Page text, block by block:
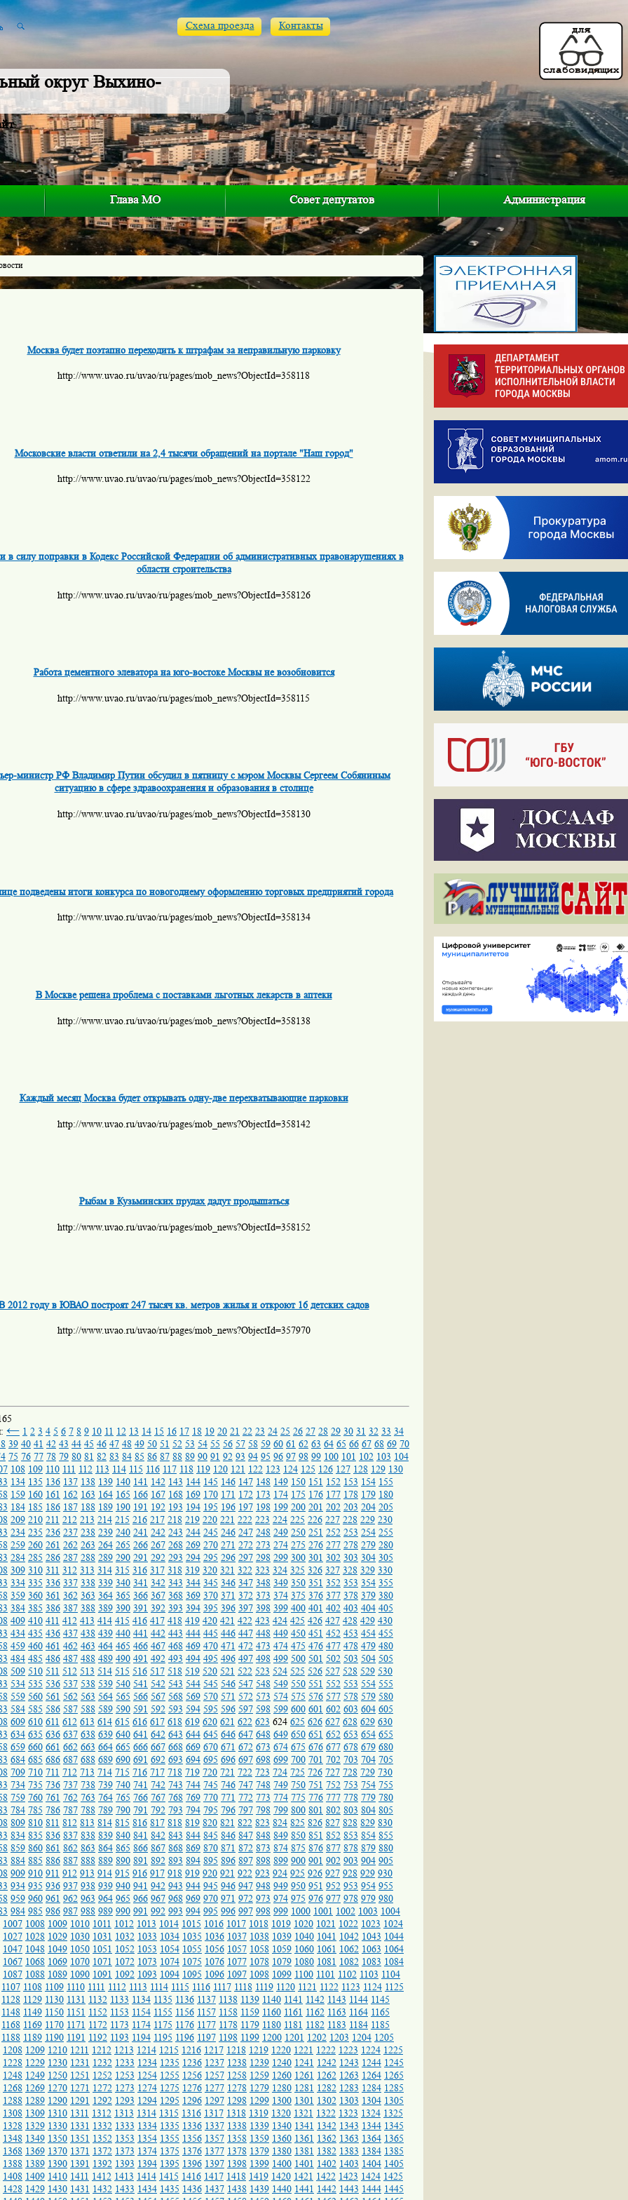
округ Выхино-
Схема проезда Контакты
Глава МО Совет депутатов Администрация
Москва будет поэтапно переходить к штрафам за неправильную парковку
http://www.uvao.ru/uvao/ru/pages/mob_news?ObjectId=358118
Московские власти ответили на 2,4 тысячи обращений на портале "Наш город"
http://www.uvao.ru/uvao/ru/pages/mob_news?ObjectId=358122
в силу поправки в Кодекс Российской Федерации об административных правонарушениях в
области строительства
http://www.uvao.ru/uvao/ru/pages/mob_news?ObjectId=358126
Работа цементного элеватора на юго-востоке Москвы не возобновится
http://www.uvao.ru/uvao/ru/pages/mob_news?ObjectId=358115
министр РФ Владимир Путин обсудил в пятницу с мэром Москвы Сергеем Собяниным
ситуацию в сфере здравоохранения и образования в столице
http://www.uvao.ru/uvao/ru/pages/mob_news?ObjectId=358130
подведены итоги конкурса по новогоднему оформлению торговых предприятий города
http://www.uvao.ru/uvao/ru/pages/mob_news?ObjectId=358134
В Москве решена проблема с поставками льготных лекарств в аптеки
http://www.uvao.ru/uvao/ru/pages/mob_news?ObjectId=358138
Каждый месяц Москва будет открывать одну-две перехватывающие парковки
http://www.uvao.ru/uvao/ru/pages/mob_news?ObjectId=358142
Рыбам в Кузьминских прудах дадут продышаться
http://www.uvao.ru/uvao/ru/pages/mob_news?ObjectId=358152
2012 году в ЮВАО построят 247 тысяч кв. метров жилья и откроют 16 детских садов
http://www.uvao.ru/uvao/ru/pages/mob_news?ObjectId=357970
← 1 2 3 4 5 6 7 8 9 10 11 12 13 14 15 16 17 18 19 20 21 22 23 24 25 26 27 28 29 30 31 32 33 34
39 40 41 42 43 44 45 46 47 48 49 50 51 52 53 54 55 56 57 58 59 60 61 62 63 64 65 66 67 68 69 70
75 76 77 78 79 80 81 82 83 84 85 86 87 88 89 90 91 92 93 94 95 96 97 98 99 100 101 102 103 104
108 109 110 111 112 113 114 115 116 117 118 119 120 121 122 123 124 125 126 127 128 129 130
134 135 136 137 138 139 140 141 142 143 144 145 146 147 148 149 150 151 152 153 154 155
159 160 161 162 163 164 165 166 167 168 169 170 171 172 173 174 175 176 177 178 179 180
184 185 186 187 188 189 190 191 192 193 194 195 196 197 198 199 200 201 202 203 204 205
209 210 211 212 213 214 215 216 217 218 219 220 221 222 223 224 225 226 227 228 229 230
234 235 236 237 238 239 240 241 242 243 244 245 246 247 248 249 250 251 252 253 254 255
259 260 261 262 263 264 265 266 267 268 269 270 271 272 273 274 275 276 277 278 279 280
284 285 286 287 288 289 290 291 292 293 294 295 296 297 298 299 300 301 302 303 304 305
309 310 311 312 313 314 315 316 317 318 319 320 321 322 323 324 325 326 327 328 329 330
334 335 336 337 338 339 340 341 342 343 344 345 346 347 348 349 350 351 352 353 354 355
359 360 361 362 363 364 365 366 367 368 369 370 371 372 373 374 375 376 377 378 379 380
384 385 386 387 388 389 390 391 392 393 394 395 396 397 398 399 400 401 402 403 404 405
409 410 411 412 413 414 415 416 417 418 419 420 421 422 423 424 425 426 427 428 429 430
434 435 436 437 438 439 440 441 442 443 444 445 446 447 448 449 450 451 452 453 454 455
459 460 461 462 463 464 465 466 467 468 469 470 471 472 473 474 475 476 477 478 479 480
484 485 486 487 488 489 490 491 492 493 494 495 496 497 498 499 500 501 502 503 504 505
509 510 511 512 513 514 515 516 517 518 519 520 521 522 523 524 525 526 527 528 529 530
534 535 536 537 538 539 540 541 542 543 544 545 546 547 548 549 550 551 552 553 554 555
559 560 561 562 563 564 565 566 567 568 569 570 571 572 573 574 575 576 577 578 579 580
584 585 586 587 588 589 590 591 592 593 594 595 596 597 598 599 600 601 602 603 604 605
609 610 611 612 613 614 615 616 617 618 619 620 621 622 623 624 625 626 627 628 629 630
634 635 636 637 638 639 640 641 642 643 644 645 646 647 648 649 650 651 652 653 654 655
659 660 661 662 663 664 665 666 667 668 669 670 671 672 673 674 675 676 677 678 679 680
684 685 686 687 688 689 690 691 692 693 694 695 696 697 698 699 700 701 702 703 704 705
709 710 711 712 713 714 715 716 717 718 719 720 721 722 723 724 725 726 727 728 729 730
734 735 736 737 738 739 740 741 742 743 744 745 746 747 748 749 750 751 752 753 754 755
759 760 761 762 763 764 765 766 767 768 769 770 771 772 773 774 775 776 777 778 779 780
784 785 786 787 788 789 790 791 792 793 794 795 796 797 798 799 800 801 802 803 804 805
809 810 811 812 813 814 815 816 817 818 819 820 821 822 823 824 825 826 827 828 829 830
834 835 836 837 838 839 840 841 842 843 844 845 846 847 848 849 850 851 852 853 854 855
859 860 861 862 863 864 865 866 867 868 869 870 871 872 873 874 875 876 877 878 879 880
884 885 886 887 888 889 890 891 892 893 894 895 896 897 898 899 900 901 902 903 904 905
909 910 911 912 913 914 915 916 917 918 919 920 921 922 923 924 925 926 927 928 929 930
934 935 936 937 938 939 940 941 942 943 944 945 946 947 948 949 950 951 952 953 954 955
959 960 961 962 963 964 965 966 967 968 969 970 971 972 973 974 975 976 977 978 979 980
984 985 986 987 988 989 990 991 992 993 994 995 996 997 998 999 1000 1001 1002 1003 1004
1007 1008 1009 1010 1011 1012 1013 1014 1015 1016 1017 1018 1019 1020 1021 1022 1023 1024
1027 1028 1029 1030 1031 1032 1033 1034 1035 1036 1037 1038 1039 1040 1041 1042 1043 1044
1047 1048 1049 1050 1051 1052 1053 1054 1055 1056 1057 1058 1059 1060 1061 1062 1063 1064
1067 1068 1069 1070 1071 1072 1073 1074 1075 1076 1077 1078 1079 1080 1081 1082 1083 1084
1087 1088 1089 1090 1091 1092 1093 1094 1095 1096 1097 1098 1099 1100 1101 1102 1103 1104
1107 1108 1109 1110 1111 1112 1113 1114 1115 1116 1117 1118 1119 1120 1121 1122 1123 1124 1125
1128 1129 1130 1131 1132 1133 1134 1135 1136 1137 1138 1139 1140 1141 1142 1143 1144 1145
1148 1149 1150 1151 1152 1153 1154 1155 1156 1157 1158 1159 1160 1161 1162 1163 1164 1165
1168 1169 1170 1171 1172 1173 1174 1175 1176 1177 1178 1179 1180 1181 1182 1183 1184 1185
1188 1189 1190 1191 1192 1193 1194 1195 1196 1197 1198 1199 1200 1201 1202 1203 1204 1205
1208 1209 1210 1211 1212 1213 1214 1215 1216 1217 1218 1219 1220 1221 1222 1223 1224 1225
1228 1229 1230 1231 1232 1233 1234 1235 1236 1237 1238 1239 1240 1241 1242 1243 1244 1245
1248 1249 1250 1251 1252 1253 1254 1255 1256 1257 1258 1259 1260 1261 1262 1263 1264 1265
1268 1269 1270 1271 1272 1273 1274 1275 1276 1277 1278 1279 1280 1281 1282 1283 1284 1285
1288 1289 1290 1291 1292 1293 1294 1295 1296 1297 1298 1299 1300 1301 1302 1303 1304 1305
1308 1309 1310 1311 1312 1313 1314 1315 1316 1317 1318 1319 1320 1321 1322 1323 1324 1325
1328 1329 1330 1331 1332 1333 1334 1335 1336 1337 1338 1339 1340 1341 1342 1343 1344 1345
1348 1349 1350 1351 1352 1353 1354 1355 1356 1357 1358 1359 1360 1361 1362 1363 1364 1365
1368 1369 1370 1371 1372 1373 1374 1375 1376 1377 1378 1379 1380 1381 1382 1383 1384 1385
1388 1389 1390 1391 1392 1393 1394 1395 1396 1397 1398 1399 1400 1401 1402 1403 1404 1405
1408 1409 1410 1411 1412 1413 1414 1415 1416 1417 1418 1419 1420 1421 1422 1423 1424 1425
1428 1429 1430 1431 1432 1433 1434 1435 1436 1437 1438 1439 1440 1441 1442 1443 1444 1445